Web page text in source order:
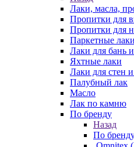
Лаки, масла,
Пропитки для
Пропитки для
Паркетные лаки
Лаки для бань
Яхтные лаки
Лаки для стен
Палубный лак
Масло
Лак по камню
По бренду
Назад
По